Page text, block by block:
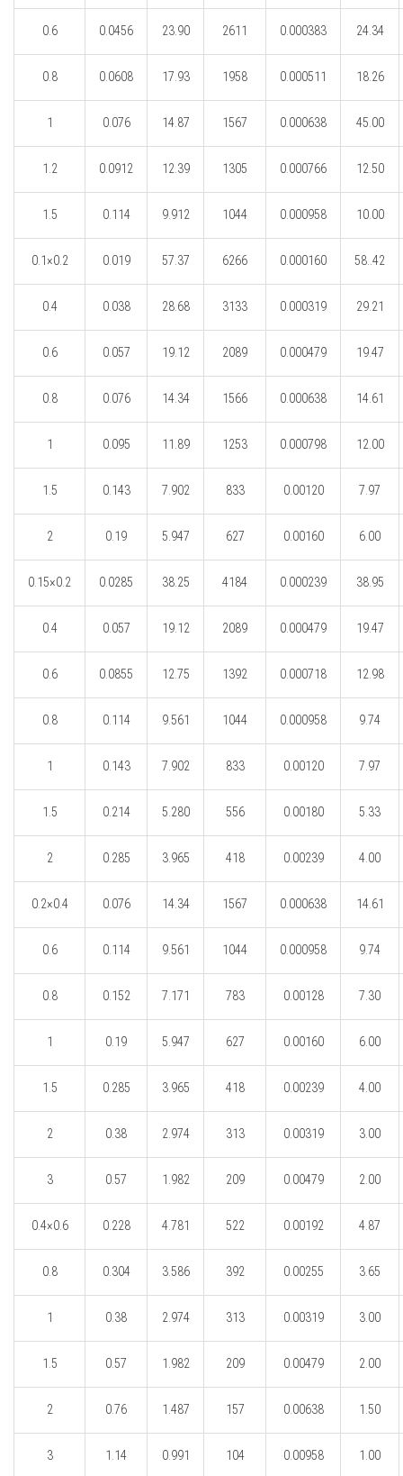
0.6 0.0456 23.90 2611 0.000383 24.34
0.8 0.0608 17.93 1958 0.000511 18.26
1 0.076 14.87 1567 0.000638 45.00
1.2 0.0912 12.39 1305 0.000766 12.50
1.5 0.114 9.912 1044 0.000958 10.00
0.1×0.2 0.019 57.37 6266 0.000160 58..42
0.4 0.038 28.68 3133 0.000319 29.21
0.6 0.057 19.12 2089 0.000479 19.47
0.8 0.076 14.34 1566 0.000638 14.61
1 0.095 11.89 1253 0.000798 12.00
1.5 0.143 7.902 833 0.00120 7.97
2 0.19 5.947 627 0.00160 6.00
0.15×0.2 0.0285 38.25 4184 0.000239 38.95
0.4 0.057 19.12 2089 0.000479 19.47
0.6 0.0855 12.75 1392 0.000718 12.98
0.8 0.114 9.561 1044 0.000958 9.74
1 0.143 7.902 833 0.00120 7.97
1.5 0.214 5.280 556 0.00180 5.33
2 0.285 3.965 418 0.00239 4.00
0.2×0.4 0.076 14.34 1567 0.000638 14.61
0.6 0.114 9.561 1044 0.000958 9.74
0.8 0.152 7.171 783 0.00128 7.30
1 0.19 5.947 627 0.00160 6.00
1.5 0.285 3.965 418 0.00239 4.00
2 0.38 2.974 313 0.00319 3.00
3 0.57 1.982 209 0.00479 2.00
0.4×0.6 0.228 4.781 522 0.00192 4.87
0.8 0.304 3.586 392 0.00255 3.65
1 0.38 2.974 313 0.00319 3.00
1.5 0.57 1.982 209 0.00479 2.00
2 0.76 1.487 157 0.00638 1.50
3 1.14 0.991 104 0.00958 1.00